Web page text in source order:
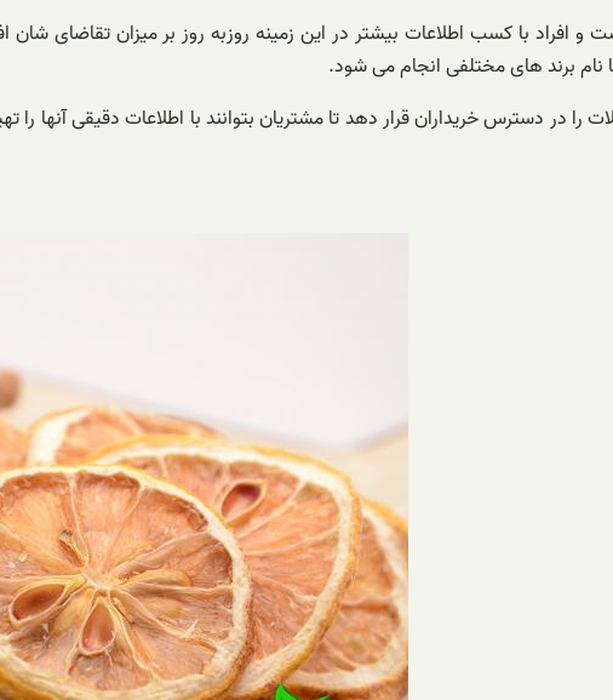
با کسب اطلاعات بیشتر در این زمینه روزبه روز بر میزان تقاضای شان
نام برند های مختلفی انجام می شود.
در دسترس خریداران قرار دهد تا مشتریان بتوانند با اطلاعات دقیقی آنها